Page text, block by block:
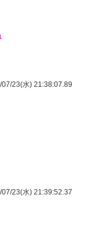
23(水) 21:38:07.89
23(水) 21:39:52.37